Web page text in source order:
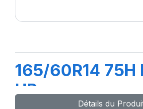
165/60R14 75H
HP
Détails du